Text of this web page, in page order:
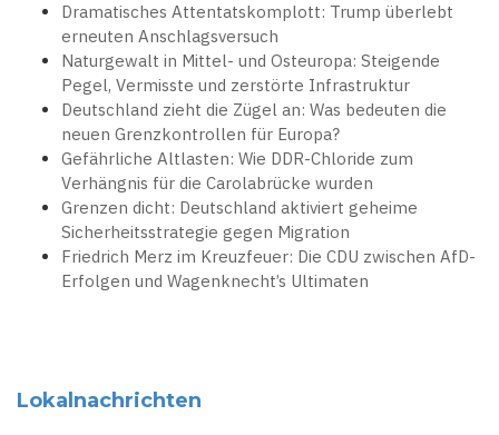
Dramatisches Attentatskomplott: Trump überlebt
erneuten Anschlagsversuch
Naturgewalt in Mittel- und Osteuropa: Steigende
Pegel, Vermisste und zerstörte Infrastruktur
Deutschland zieht die Zügel an: Was bedeuten die
neuen Grenzkontrollen für Europa?
Gefährliche Altlasten: Wie DDR-Chloride zum
Verhängnis für die Carolabrücke wurden
Grenzen dicht: Deutschland aktiviert geheime
Sicherheitsstrategie gegen Migration
Friedrich Merz im Kreuzfeuer: Die CDU zwischen AfD-
Erfolgen und Wagenknecht’s Ultimaten
Lokalnachrichten